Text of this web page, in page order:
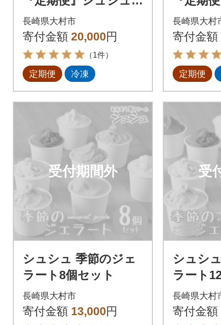
のお試しスイーツ02
全2回
長崎県大村市
寄付金額 20,000円
（1件）
定期便 冷凍
のお試
お肉の
回
長崎県大村
寄付金額
定期便
受付期間外
シュシュ 季節のジェ
ラート8個セット
長崎県大村市
寄付金額 13,000円
受
シュシ
ラート
長崎県大村
寄付金額